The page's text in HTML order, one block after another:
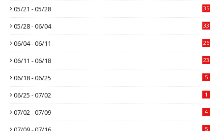
05/21 - 05/28 35
05/28 - 06/04 33
06/04 - 06/11 26
06/11 - 06/18 23
06/18 - 06/25 5
06/25 - 07/02 1
07/02 - 07/09 4
5